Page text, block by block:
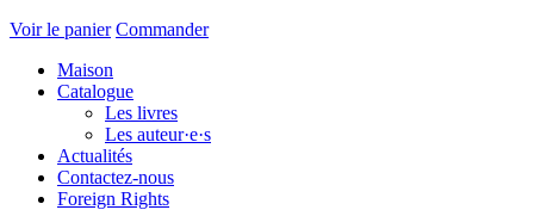
Voir le panier Commander
Maison
Catalogue
Les livres
Les auteur·e·s
Actualités
Contactez-nous
Foreign Rights